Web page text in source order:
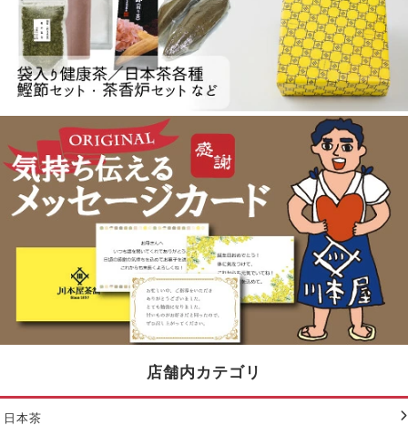
店舗内カテゴリ
日本茶